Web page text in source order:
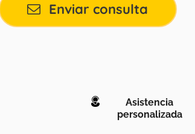
Enviar consulta
Asistencia
personalizada